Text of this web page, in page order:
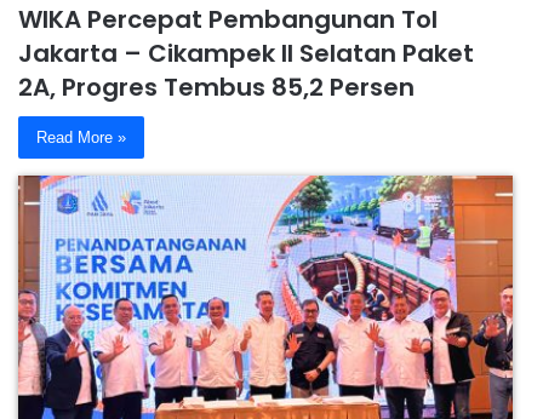
WIKA Percepat Pembangunan Tol
Jakarta – Cikampek II Selatan Paket
2A, Progres Tembus 85,2 Persen
Read More »